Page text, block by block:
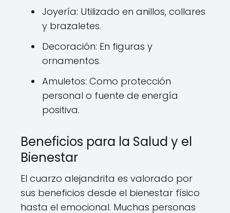
Joyería: Utilizado en anillos, collares
y brazaletes.
Decoración: En figuras y
ornamentos.
Amuletos: Como protección
personal o fuente de energía
positiva.
Beneficios para la Salud y el
Bienestar
El cuarzo alejandrita es valorado por
sus beneficios desde el bienestar físico
hasta el emocional. Muchas personas